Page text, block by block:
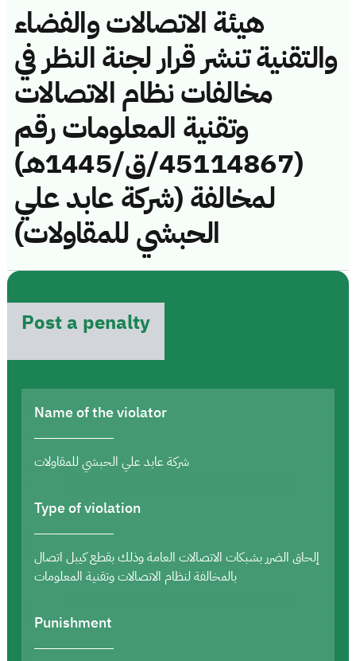
هيئة الاتصالات والفضاء
والتقنية تنشر قرار لجنة النظر في
مخالفات نظام الاتصالات
وتقنية المعلومات رقم
(45114867/ق/1445هـ)
لمخالفة (شركة عابد علي
الحبشي للمقاولات)
Post a penalty
Name of the violator
شركة عابد علي الحبشي للمقاولات
Type of violation
إلحاق الضرر بشبكات الاتصالات العامة وذلك بقطع كيبل اتصال
بالمخالفة لنظام الاتصالات وتقنية المعلومات
Punishment